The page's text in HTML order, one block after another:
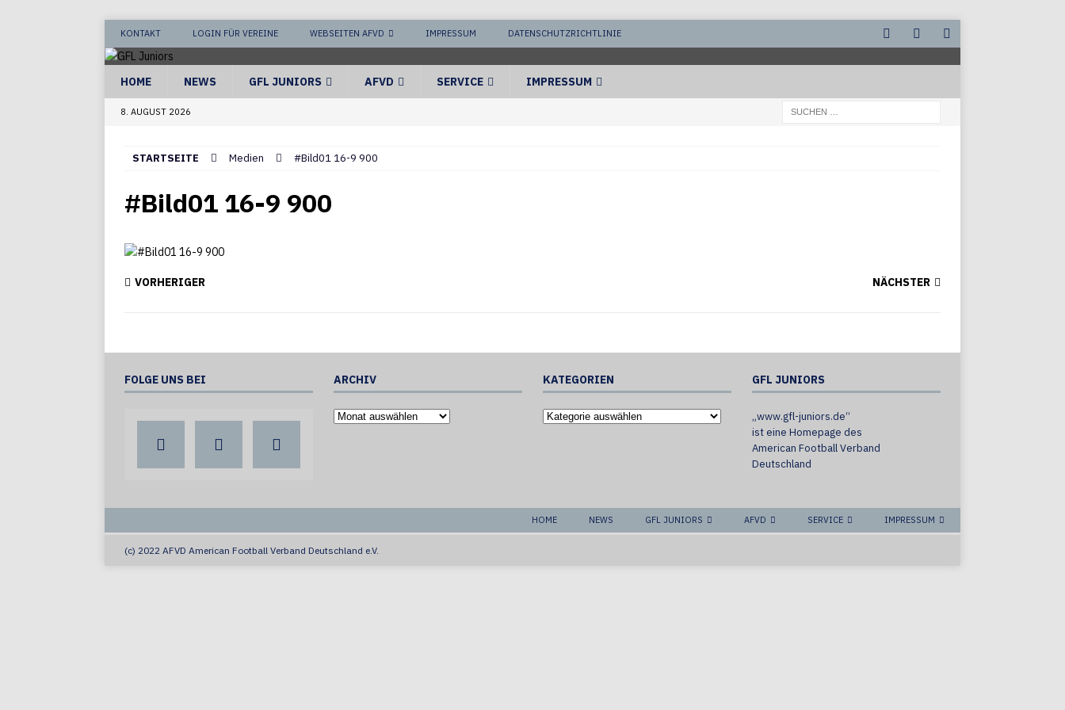
KONTAKT LOGIN FÜR VEREINE WEBSEITEN AFVD IMPRESSUM DATENSCHUTZRICHTLINIE
HOME NEWS GFL JUNIORS AFVD SERVICE IMPRESSUM
8. AUGUST 2026
STARTSEITE Medien #Bild01 16-9 900
#Bild01 16-9 900
VORHERIGER NÄCHSTER
FOLGE UNS BEI ARCHIV KATEGORIEN GFL JUNIORS
„www.gfl-juniors.de“
ist eine Homepage des
American Football Verband
Deutschland
HOME NEWS GFL JUNIORS AFVD SERVICE IMPRESSUM
(c) 2022 AFVD American Football Verband Deutschland e.V.